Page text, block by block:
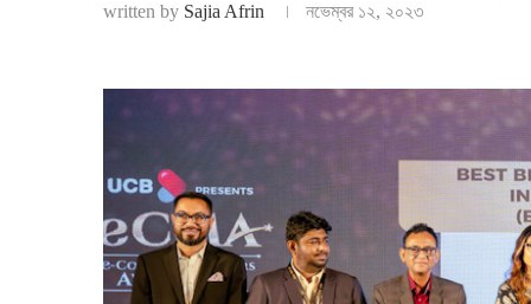
written by Sajia Afrin নভেম্বর ১২, ২০২৩